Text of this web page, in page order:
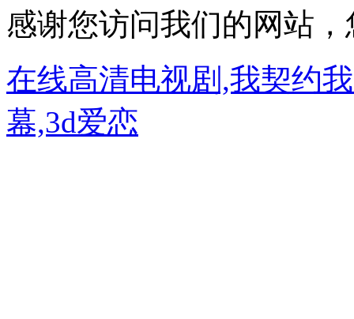
感谢您访问我们的网站
在线高清电视剧,我契约
幕,3d爱恋